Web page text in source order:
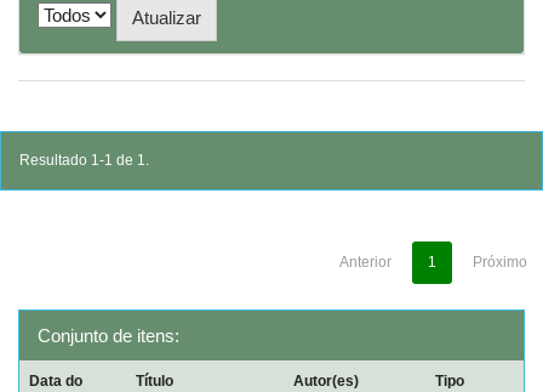
Resultado 1-1 de 1.
Anterior 1 Próximo
Conjunto de itens:
Data do
Título Autor(es) Tipo